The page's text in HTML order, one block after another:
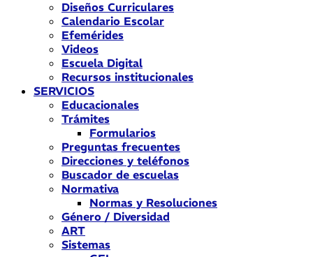
Diseños Curriculares
Calendario Escolar
Efemérides
Videos
Escuela Digital
Recursos institucionales
SERVICIOS
Educacionales
Trámites
Formularios
Preguntas frecuentes
Direcciones y teléfonos
Buscador de escuelas
Normativa
Normas y Resoluciones
Género / Diversidad
ART
Sistemas